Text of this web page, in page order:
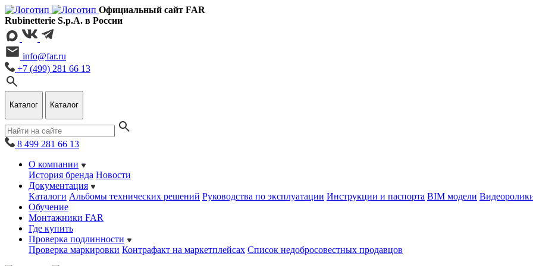
Официальный сайт FAR
Rubinetterie S.p.A. в России
info@far.ru
+7 (499) 281 66 13
Каталог Каталог
8 499 281 66 13
О компании
История бренда Новости
Документация
Каталоги Альбомы технических решений Руководства по эксплуатации Инструкции и паспорта BIM модели
Обучение
Монтажники FAR
Где купить
Проверка подлинности
Проверка маркировки Контрафакт на маркетплейсах Cписок недобросовестных продавцов